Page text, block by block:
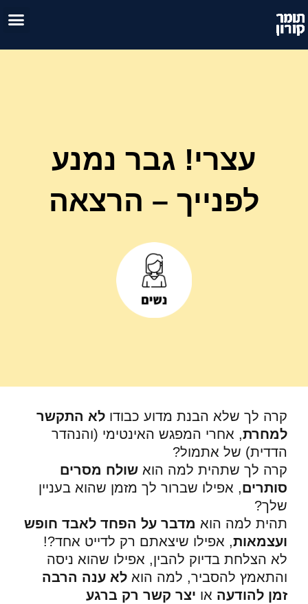
לתוכן
עצרי! גבר נמנע
לפנייך – הרצאה
קרה לך שלא הבנת מדוע כבודו לא התקשר
למחרת, אחרי המפגש האינטימי (והנהדר
הדדית) של אתמול?
קרה לך שתהית למה הוא שולח מסרים
סותרים, אפילו שברור לך מזמן שהוא בעניין
שלך?
תהית למה הוא מדבר על הפחד לאבד חופש
ועצמאות, אפילו שיצאתם רק לדייט אחד?!
לא הצלחת בדיוק להבין, אפילו שהוא ניסה
והתאמץ להסביר, למה הוא לא ענה הרבה
זמן להודעה או יצר קשר רק ברגע